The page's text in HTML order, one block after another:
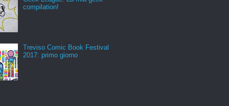
compilation!
Treviso Comic Book Festival
2017: primo giorno